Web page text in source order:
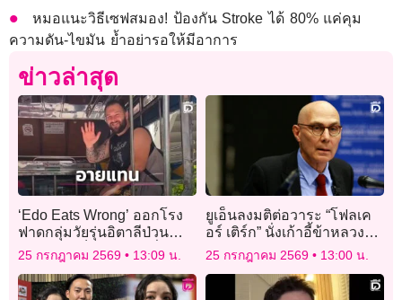
หมอแนะวิธีเซฟสมอง! ป้องกัน Stroke ได้ 80% แค่คุม
ความดัน-ไขมัน ย้ำอย่ารอให้มีอาการ
ข่าวล่าสุด
‘Edo Eats Wrong’ ออกโรง
ฟาดกลุ่มวัยรุ่นอิตาลีป่วน
BTS ยัน “เป็นนักท่องเที่ยว
ไม่ใช่จะทำอะไรก็ได้”
25 กรกฎาคม 2569 13:09 น.
ยูเอ็นลงมติต่อวาระ “โฟลเค
อร์ เติร์ก” นั่งเก้าอี้ข้าหลวง
ใหญ่สิทธิมนุษยชนอีก 4 ปี
25 กรกฎาคม 2569 13:00 น.